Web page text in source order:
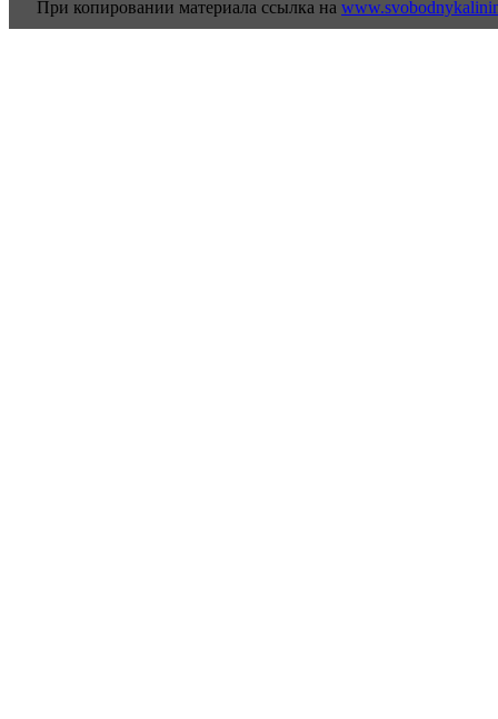
При копировании материала ссылка на